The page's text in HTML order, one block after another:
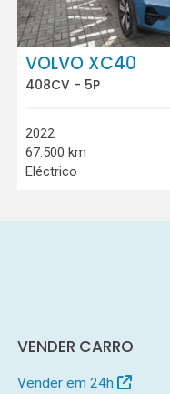
VOLVO XC40
408CV - 5P
2022
67.500 km
Eléctrico
VENDER CARRO
Vender em 24h